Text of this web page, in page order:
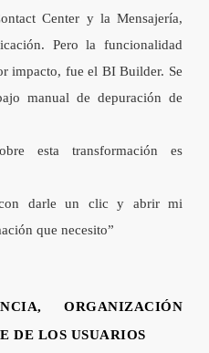
Center y la Mensajería,
Pero la funcionalidad
impacto, fue el BI Builder. Se
manual de depuración de
esta transformación es
darle un clic y abrir mi
que necesito”
ORGANIZACIÓN
DE LOS USUARIOS